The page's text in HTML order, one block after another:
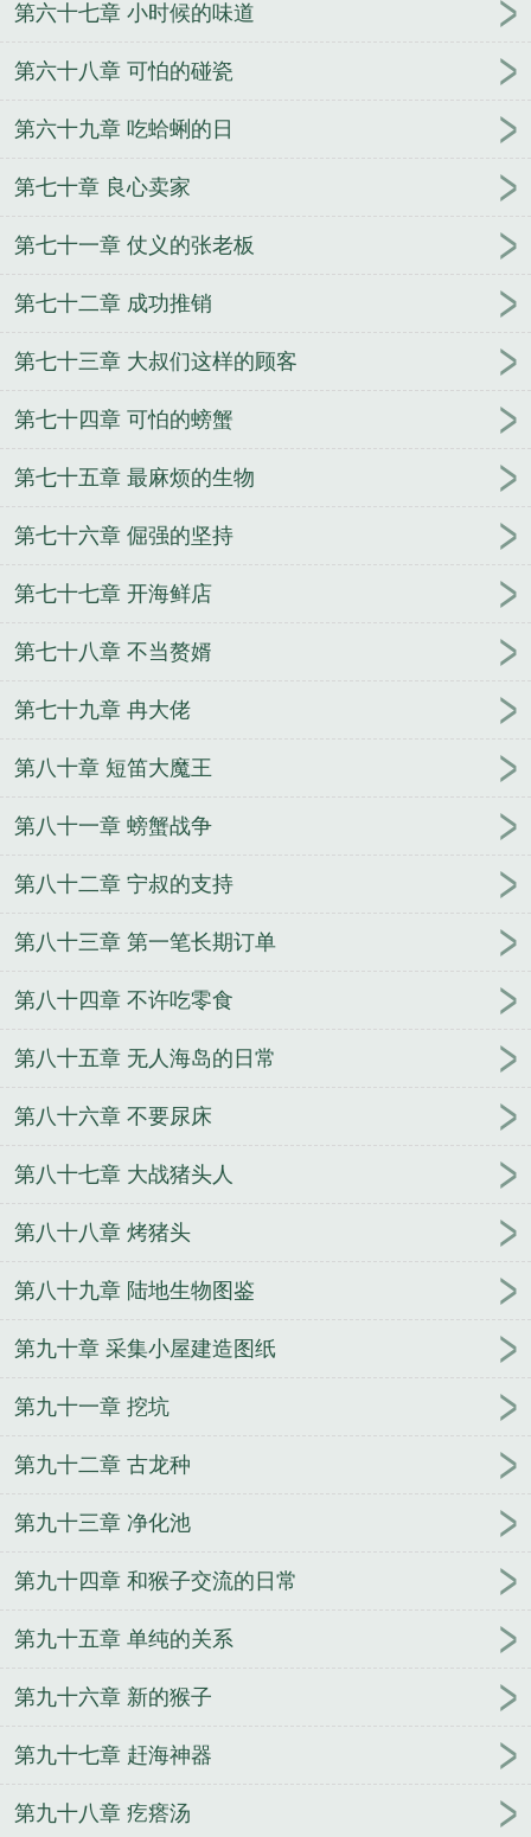
第六十七章 小时候的味道
第六十八章 可怕的碰瓷
第六十九章 吃蛤蜊的日
第七十章 良心卖家
第七十一章 仗义的张老板
第七十二章 成功推销
第七十三章 大叔们这样的顾客
第七十四章 可怕的螃蟹
第七十五章 最麻烦的生物
第七十六章 倔强的坚持
第七十七章 开海鲜店
第七十八章 不当赘婿
第七十九章 冉大佬
第八十章 短笛大魔王
第八十一章 螃蟹战争
第八十二章 宁叔的支持
第八十三章 第一笔长期订单
第八十四章 不许吃零食
第八十五章 无人海岛的日常
第八十六章 不要尿床
第八十七章 大战猪头人
第八十八章 烤猪头
第八十九章 陆地生物图鉴
第九十章 采集小屋建造图纸
第九十一章 挖坑
第九十二章 古龙种
第九十三章 净化池
第九十四章 和猴子交流的日常
第九十五章 单纯的关系
第九十六章 新的猴子
第九十七章 赶海神器
第九十八章 疙瘩汤